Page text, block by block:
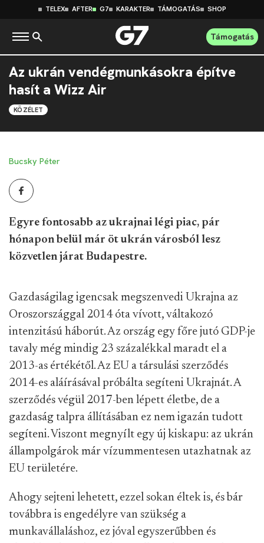
TELEX AFTER G7 KARAKTER TÁMOGATÁS SHOP
Támogatás
Az ukrán vendégmunkásokra építve
hasít a Wizz Air
KÖZÉLET
Bucsky Péter
Egyre fontosabb az ukrajnai légi piac, pár
hónapon belül már öt ukrán városból lesz
közvetlen járat Budapestre.
Gazdaságilag igencsak megszenvedi Ukrajna az
Oroszországgal 2014 óta vívott, váltakozó
intenzitású háborút. Az ország egy főre jutó GDP-je
tavaly még mindig 23 százalékkal maradt el a
2013-as értékétől. Az EU a társulási szerződés
2014-es aláírásával próbálta segíteni Ukrajnát. A
szerződés végül 2017-ben lépett életbe, de a
gazdaság talpra állításában ez nem igazán tudott
segíteni. Viszont megnyílt egy új kiskapu: az ukrán
állampolgárok már vízummentesen utazhatnak az
EU területére.
Ahogy sejteni lehetett, ezzel sokan éltek is, és bár
továbbra is engedélyre van szükség a
munkavállaláshoz, ez jóval egyszerűbben és